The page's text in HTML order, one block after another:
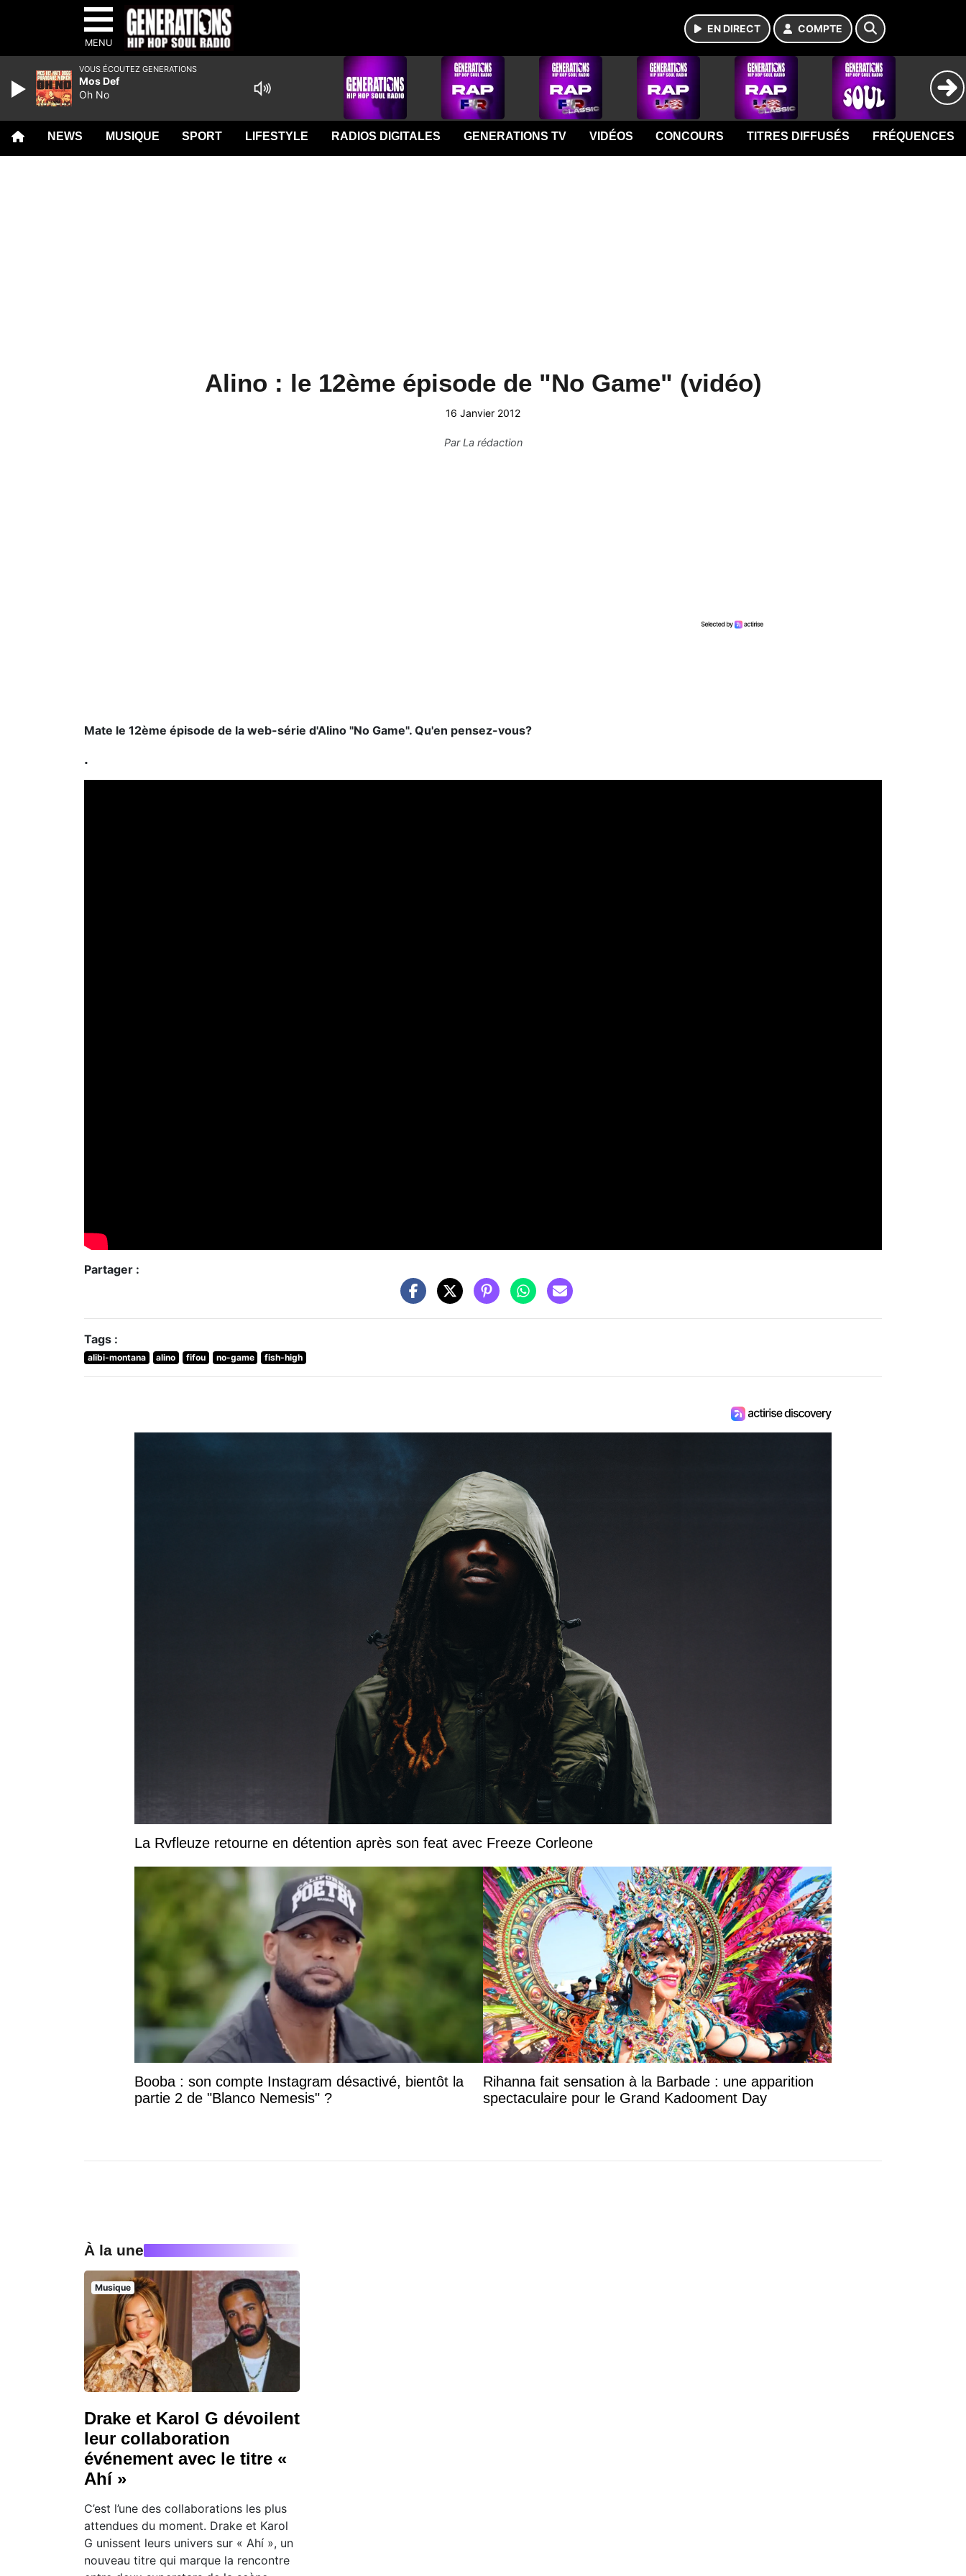
MENU
EN DIRECT COMPTE
NEWS MUSIQUE SPORT LIFESTYLE RADIOS DIGITALES GENERATIONS TV VIDÉOS CONCOURS TITRES DIFFUSÉS FRÉQUENCES
Alino : le 12ème épisode de "No Game" (vidéo)
16 Janvier 2012
ParLa rédaction
Mate le 12ème épisode de la web-série d'Alino "No Game". Qu'en pensez-vous?
.
Partager :
Tags :
alibi-montana alino fifou no-game fish-high
La Rvfleuze retourne en détention après son feat avec Freeze Corleone
Booba : son compte Instagram désactivé, bientôt la
partie 2 de "Blanco Nemesis" ?
Rihanna fait sensation à la Barbade : une apparition
spectaculaire pour le Grand Kadooment Day
À la une
Musique
Drake et Karol G dévoilent
leur collaboration
événement avec le titre «
Ahí »
C’est l’une des collaborations les plus
attendues du moment. Drake et Karol
G unissent leurs univers sur « Ahí », un
nouveau titre qui marque la rencontre
VOUS ÉCOUTEZ GENERATIONS
Mos Def
Oh No